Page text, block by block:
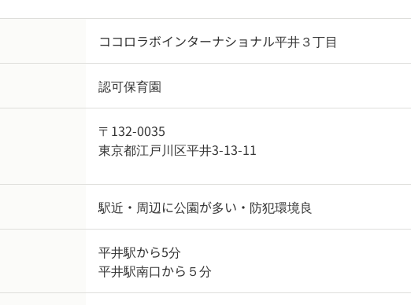
ココロラボインターナショナル平井３丁目
認可保育園
〒132-0035
東京都江戸川区平井3-13-11
駅近・周辺に公園が多い・防犯環境良
平井駅から5分
平井駅南口から５分